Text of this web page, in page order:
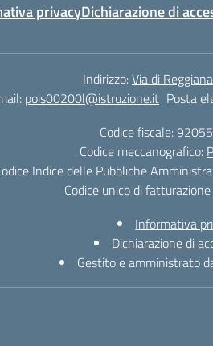
privacyDichiarazione di
Indirizzo:Via di
pois00200l@istruzione.it Posta
Codice fiscale:
Codice meccanografico:
Indice delle Pubbliche
Codice unico di fatturazione
Informativa
Dichiarazione di
Gestito e amministrato